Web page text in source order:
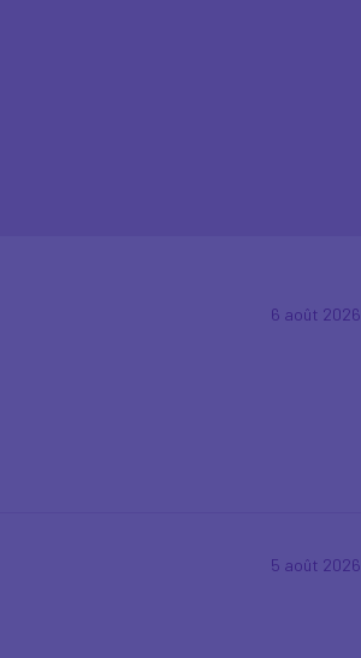
6 août 2026
5 août 2026